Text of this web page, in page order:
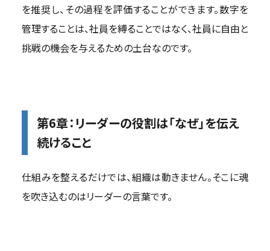
を推奨し、その過程を評価することができます。数字を
管理することは、社員を縛ることではなく、社員に自由と
挑戦の機会を与えるための土台なのです。
第6章：リーダーの役割は「なぜ」を伝え
続けること
仕組みを整えるだけでは、組織は動きません。そこに魂
を吹き込むのはリーダーの言葉です。